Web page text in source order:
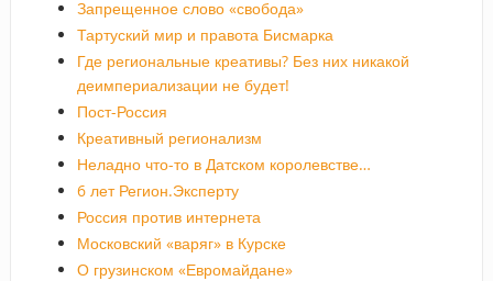
Запрещенное слово «свобода»
Тартуский мир и правота Бисмарка
Где региональные креативы? Без них никакой
деимпериализации не будет!
Пост-Россия
Креативный регионализм
Неладно что-то в Датском королевстве…
6 лет Регион.Эксперту
Россия против интернета
Московский «варяг» в Курске
О грузинском «Евромайдане»